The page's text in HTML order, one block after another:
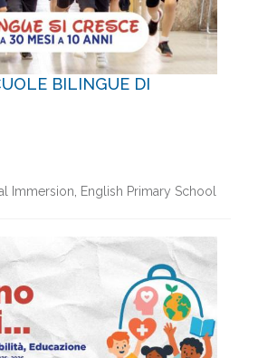
BILINGUE DI
Immersion
English Primary School